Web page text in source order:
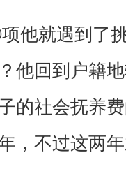
他就遇到了
他回到户籍
的社会抚养
，不过这两